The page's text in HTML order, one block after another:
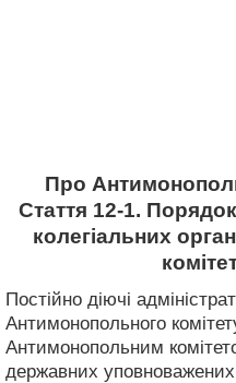
Про
Стаття 12-1.
колегіальних
Постійно діючі
Антимонопольного
Антимонопольним
державних